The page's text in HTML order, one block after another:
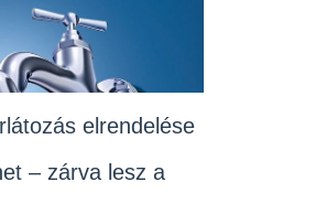
elrendelése
– zárva lesz a
az Erzsébet téri